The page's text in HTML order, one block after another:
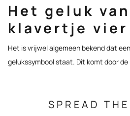
Het geluk
klavertje vier
Het is vrijwel algemeen bekend dat
gelukssymbool staat. Dit komt door de
Prachtig als je het ons vraagt.
SPREAD